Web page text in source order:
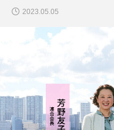
2023.05.05